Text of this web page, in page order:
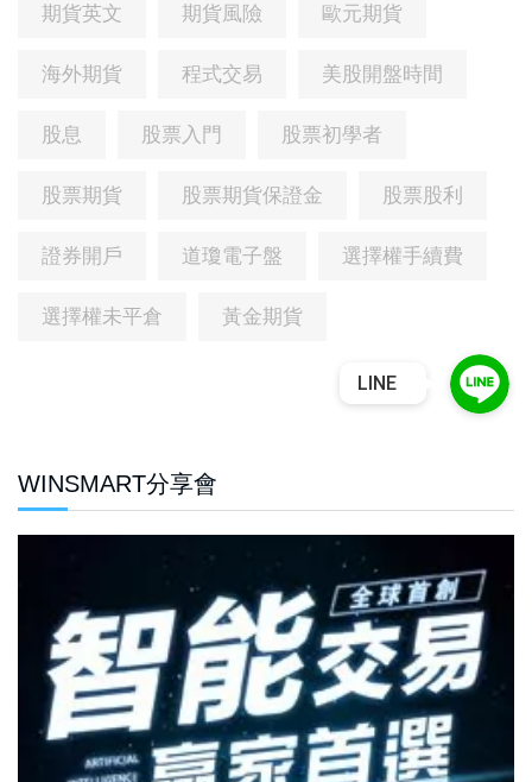
期貨英文 期貨風險 歐元期貨
海外期貨 程式交易 美股開盤時間
股息 股票入門 股票初學者
股票期貨 股票期貨保證金 股票股利
證券開戶 道瓊電子盤 選擇權手續費
選擇權未平倉 黃金期貨
WINSMART分享會
LINE